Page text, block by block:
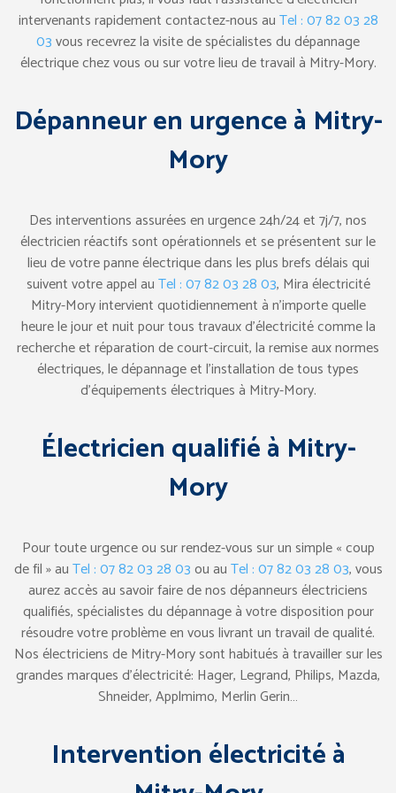
intervenants rapidement contactez-nous auTel : 07 82 03 28
03vous recevrez la visite de spécialistes du dépannage
électrique chez vous ou sur votre lieu de travail à Mitry-Mory.
Dépanneur en urgence à Mitry-
Mory
Des interventions assurées en urgence 24h/24 et 7j/7, nos
électricien réactifs sont opérationnels et se présentent sur le
lieu de votre panne électrique dans les plus brefs délais qui
suivent votre appel auTel : 07 82 03 28 03, Mira électricité
Mitry-Mory intervient quotidiennement à n’importe quelle
heure le jour et nuit pour tous travaux d’électricité comme la
recherche et réparation de court-circuit, la remise aux normes
électriques, le dépannage et l’installation de tous types
d’équipements électriques à Mitry-Mory.
Électricien qualifié à Mitry-
Mory
Pour toute urgence ou sur rendez-vous sur un simple « coup
de fil » auTel : 07 82 03 28 03ou auTel : 07 82 03 28 03, vous
aurez accès au savoir faire de nos dépanneurs électriciens
qualifiés, spécialistes du dépannage à votre disposition pour
résoudre votre problème en vous livrant un travail de qualité.
Nos électriciens de Mitry-Mory sont habitués à travailler sur les
grandes marques d’électricité: Hager, Legrand, Philips, Mazda,
Shneider, Applmimo, Merlin Gerin…
Intervention électricité à